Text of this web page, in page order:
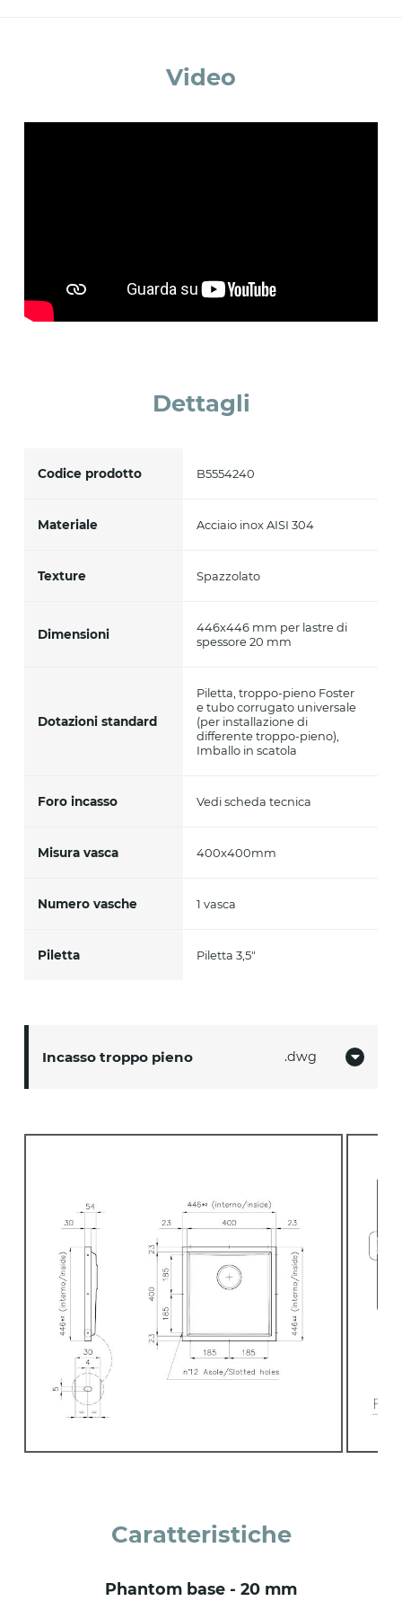
Video
Dettagli
Incasso troppo pieno dwg
Codice prodotto B5554240
Materiale Acciaio inox AISI 304
Texture Spazzolato
Dimensioni
446x446 mm per lastre di
spessore 20 mm
Dotazioni standard
Piletta, troppo-pieno Foster
e tubo corrugato universale
(per installazione di
differente troppo-pieno),
Imballo in scatola
Foro incasso Vedi scheda tecnica
Misura vasca 400x400mm
Numero vasche 1 vasca
Piletta Piletta 3,5"
Caratteristiche
phantom base - 20 mm